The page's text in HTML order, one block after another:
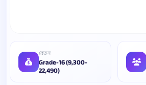
বেতন
Grade-16 (9,300-
22,490)